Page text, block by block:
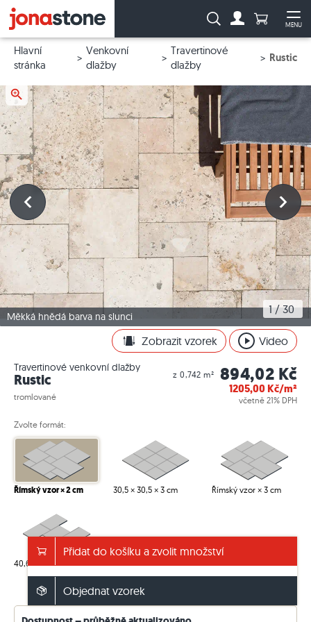
MENU
Vyhledávání:Počet
Hlavní
stránka
Venkovní
dlažby
Travertinové
dlažby
Rustic
Měkká hnědá barva na slunci
1 / 30
Zobrazit vzorek Video
Travertinové venkovní dlažby
Rustic
tromlované
z 0,742 m² 894,02 Kč
1205,00 Kč/m²
včetně 21% DPH
Zvolte formát:
Římský vzor × 2 cm 30,5 × 30,5 × 3 cm Římský vzor × 3 cm
40,6 × 61 × 3 cm
Přidat do košíku a zvolit množství
Objednat vzorek